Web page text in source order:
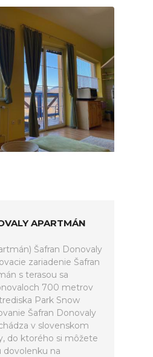
APARTMÁN
Šafran Donovaly
zariadenie Šafran
s terasou sa
700 metrov
Park Snow
Šafran Donovaly
v slovenskom
do ktorého si môžete
dovolenku na